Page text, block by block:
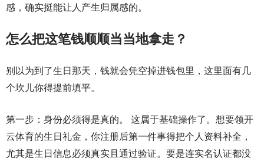
感，确实挺能让人产生归属感的。
怎么把这笔钱顺顺当当地拿走？
别以为到了生日那天，钱就会凭空掉进钱包里，这里面有几
个坎儿你得提前填平。
第一步：身份必须得是真的。 这属于基础操作了。想要领开
云体育的生日礼金，你注册后第一件事得把个人资料补全，
尤其是生日信息必须真实且通过验证。要是连实名认证都没